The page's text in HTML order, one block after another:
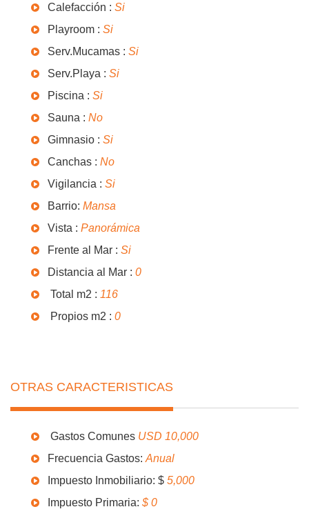
Calefacción : Si
Playroom : Si
Serv.Mucamas : Si
Serv.Playa : Si
Piscina : Si
Sauna : No
Gimnasio : Si
Canchas : No
Vigilancia : Si
Barrio: Mansa
Vista : Panorámica
Frente al Mar : Si
Distancia al Mar : 0
Total m2 : 116
Propios m2 : 0
OTRAS CARACTERISTICAS
Gastos Comunes USD 10,000
Frecuencia Gastos: Anual
Impuesto Inmobiliario: $ 5,000
Impuesto Primaria: $ 0